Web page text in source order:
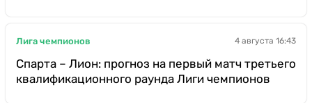
Лига чемпионов 4 августа 16:43
Спарта – Лион: прогноз на первый матч третьего
квалификационного раунда Лиги чемпионов